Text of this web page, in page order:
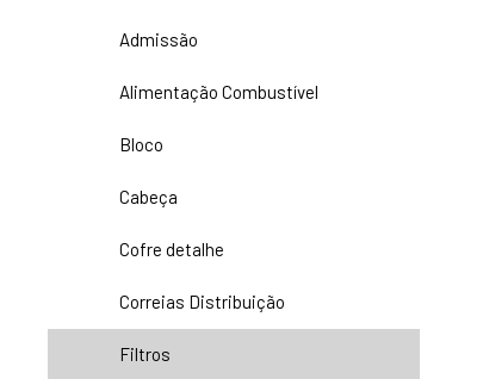
Admissão
Alimentação Combustível
Bloco
Cabeça
Cofre detalhe
Correias Distribuição
Filtros